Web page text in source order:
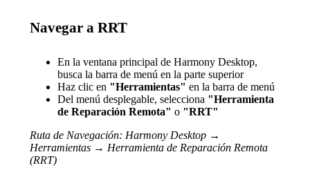
Navegar a RRT
En la ventana principal de Harmony Desktop,
busca la barra de menú en la parte superior
Haz clic en "Herramientas" en la barra de menú
Del menú desplegable, selecciona "Herramienta
de Reparación Remota" o "RRT"
Ruta de Navegación: Harmony Desktop →
Herramientas → Herramienta de Reparación Remota
(RRT)